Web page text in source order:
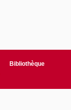
Bibliothèque